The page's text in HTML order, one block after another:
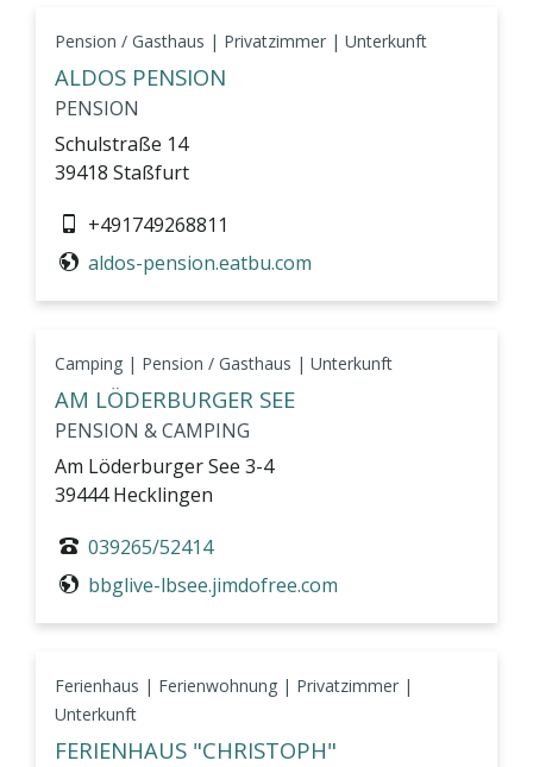
Pension / Gasthaus | Privatzimmer | Unterkunft
ALDOS PENSION
PENSION
Schulstraße 14
39418 Staßfurt
+491749268811
aldos-pension.eatbu.com
Camping | Pension / Gasthaus | Unterkunft
AM LÖDERBURGER SEE
PENSION & CAMPING
Am Löderburger See 3-4
39444 Hecklingen
039265/52414
bbglive-lbsee.jimdofree.com
Ferienhaus | Ferienwohnung | Privatzimmer |
Unterkunft
FERIENHAUS "CHRISTOPH"